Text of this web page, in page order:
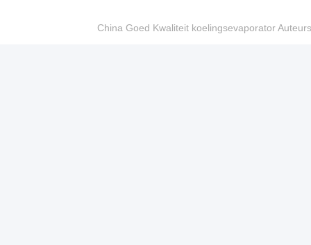
China Goed Kwaliteit koelingsevaporator